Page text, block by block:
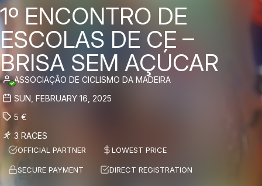
1º ENCONTRO DE
ESCOLAS DE CE –
BRISA SEM AÇÚCAR
ASSOCIAÇÃO DE CICLISMO DA MADEIRA
SUN, FEBRUARY 16, 2025
5 €
3 RACES
OFFICIAL PARTNER LOWEST PRICE
SECURE PAYMENT DIRECT REGISTRATION